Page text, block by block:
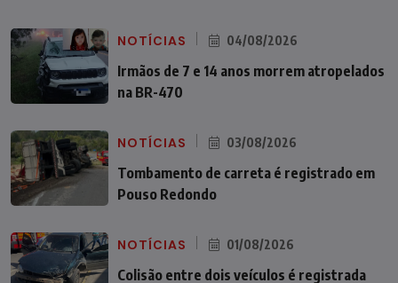
NOTÍCIAS 04/08/2026
Irmãos de 7 e 14 anos morrem atropelados
na BR-470
NOTÍCIAS 03/08/2026
Tombamento de carreta é registrado em
Pouso Redondo
NOTÍCIAS 01/08/2026
Colisão entre dois veículos é registrada